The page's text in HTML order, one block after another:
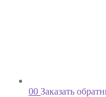
00 Заказать